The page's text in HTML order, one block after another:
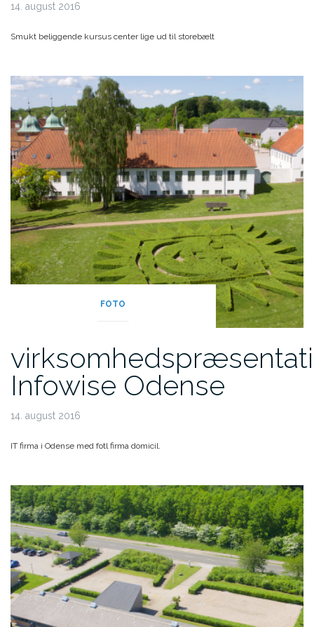
14. august 2016
Smukt beliggende kursus center lige ud til storebælt
FOTO
Infowise Odense
14. august 2016
IT firma i Odense med fotl firma domicil.